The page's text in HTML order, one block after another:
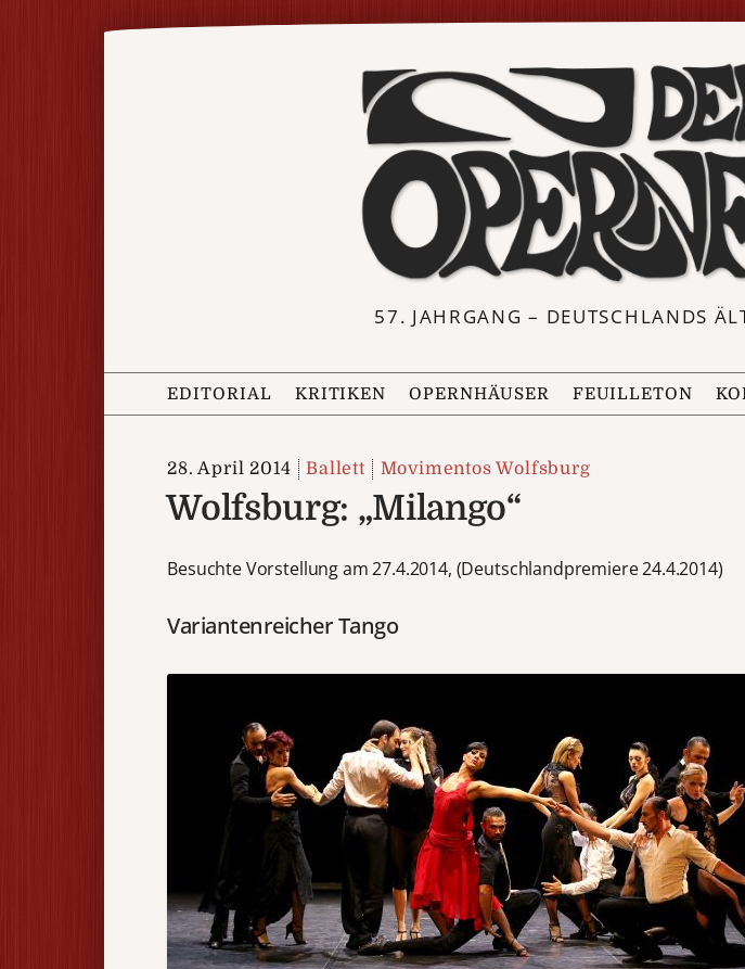
57. JAHRGANG – DEUTSCHLANDS
EDITORIAL KRITIKEN OPERNHÄUSER FEUILLETON
28. April 2014 Ballett Movimentos Wolfsburg
Wolfsburg: „Milango“
Besuchte Vorstellung am 27.4.2014, (Deutschlandpremiere 24.4.2014)
Variantenreicher Tango